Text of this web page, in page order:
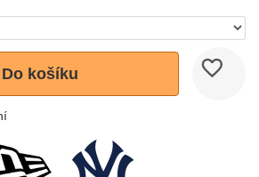
Do košíku